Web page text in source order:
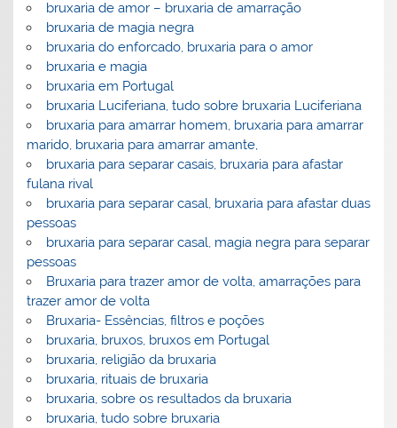
bruxaria de amor – bruxaria de amarração
bruxaria de magia negra
bruxaria do enforcado, bruxaria para o amor
bruxaria e magia
bruxaria em Portugal
bruxaria Luciferiana, tudo sobre bruxaria Luciferiana
bruxaria para amarrar homem, bruxaria para amarrar
marido, bruxaria para amarrar amante,
bruxaria para separar casais, bruxaria para afastar
fulana rival
bruxaria para separar casal, bruxaria para afastar duas
pessoas
bruxaria para separar casal, magia negra para separar
pessoas
Bruxaria para trazer amor de volta, amarrações para
trazer amor de volta
Bruxaria- Essências, filtros e poções
bruxaria, bruxos, bruxos em Portugal
bruxaria, religião da bruxaria
bruxaria, rituais de bruxaria
bruxaria, sobre os resultados da bruxaria
bruxaria, tudo sobre bruxaria